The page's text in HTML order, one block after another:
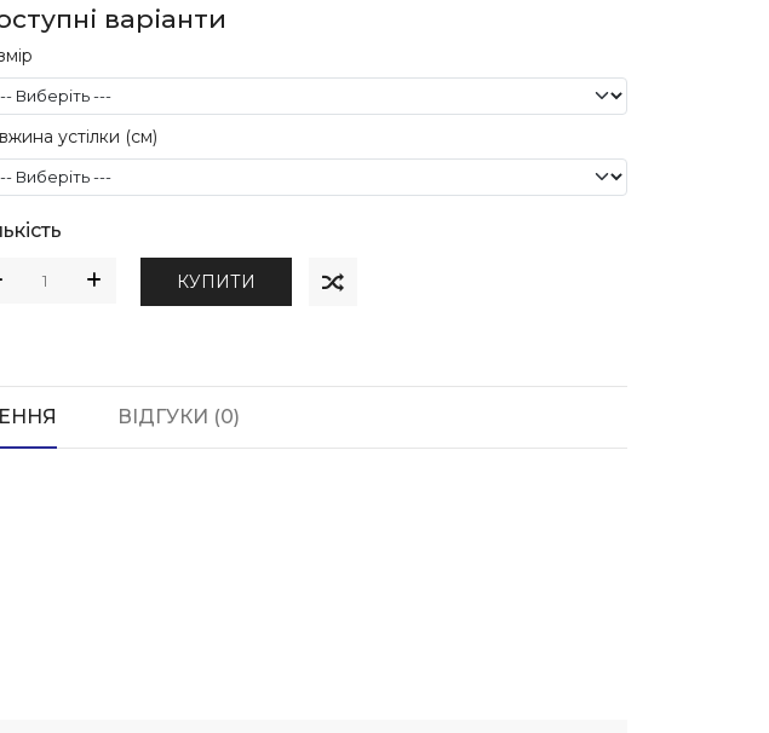
варіанти
устілки (см)
КУПИТИ
ВІДГУКИ (0)